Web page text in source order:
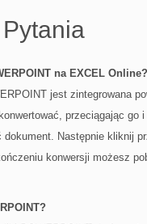
na EXCEL Online?
jest zintegrowana
przeciągając
dokument. Następnie kliknij
konwersji możesz